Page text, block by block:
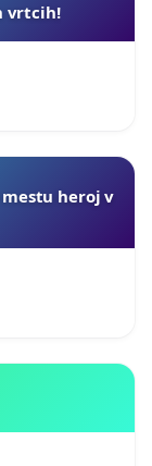
vrtcih!
heroj v